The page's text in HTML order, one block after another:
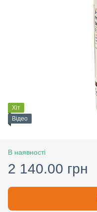
Хіт
Відео
В наявності
2 140.00 грн